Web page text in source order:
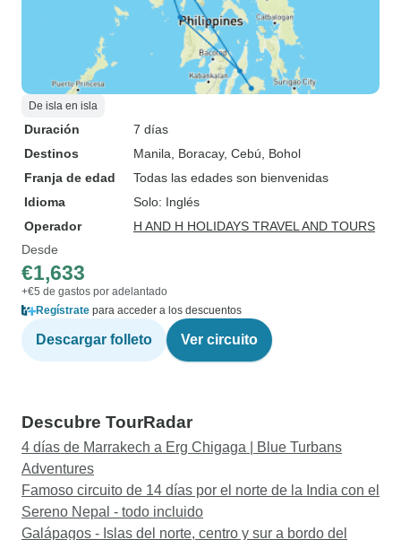
De isla en isla
Duración
7 días
Destinos
Manila , Boracay, Cebú , Bohol
Franja de edad
Todas las edades son bienvenidas
Idioma
Solo: Inglés
Operador
H AND H HOLIDAYS TRAVEL AND TOURS
Desde
€1,633
+€5 de gastos por adelantado
Regístrate para acceder a los descuentos
Descargar folleto Ver circuito
Descubre TourRadar
4 días de Marrakech a Erg Chigaga | Blue Turbans
Adventures
Famoso circuito de 14 días por el norte de la India con el
Sereno Nepal - todo incluido
Galápagos - Islas del norte, centro y sur a bordo del